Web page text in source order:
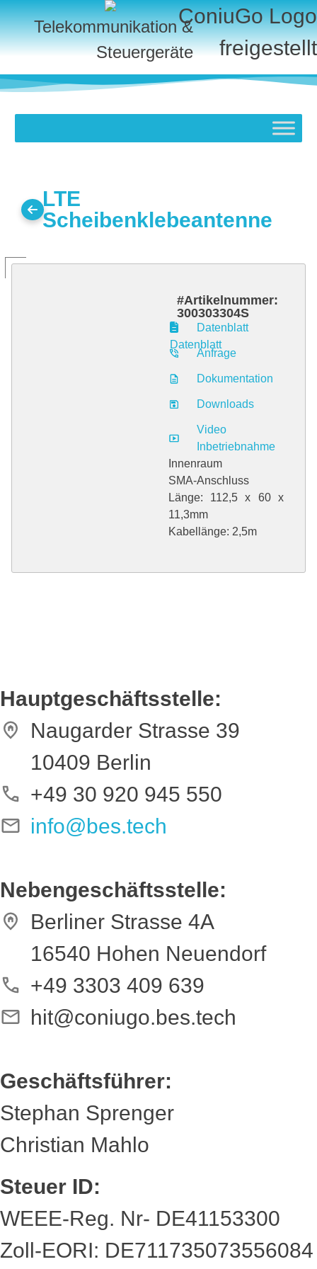
Telekommunikation &
Steuergeräte
LTE
Scheibenklebeantenne
#Artikelnummer:
300303304S
Datenblatt
Datenblatt
Anfrage
Dokumentation
Downloads
Video
Inbetriebnahme
Innenraum
SMA-Anschluss
Länge: 112,5 x 60 x
11,3mm
Kabellänge: 2,5m
Hauptgeschäftsstelle:
Naugarder Strasse 39
10409 Berlin
+49 30 920 945 550
info@bes.tech
Nebengeschäftsstelle:
Berliner Strasse 4A
16540 Hohen Neuendorf
+49 3303 409 639
hit@coniugo.bes.tech
Geschäftsführer:
Stephan Sprenger
Christian Mahlo
Steuer ID:
WEEE-Reg. Nr- DE41153300
Zoll-EORI: DE711735073556084